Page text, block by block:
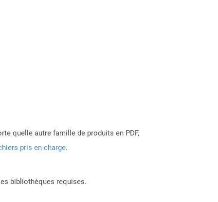
quelle autre famille de produits en PDF,
pris en charge.
bibliothèques requises.